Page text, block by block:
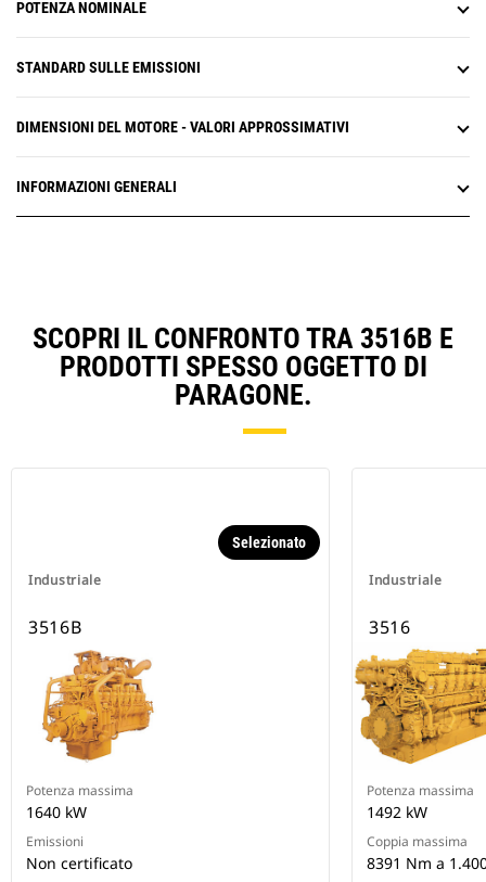
POTENZA NOMINALE
STANDARD SULLE EMISSIONI
DIMENSIONI DEL MOTORE - VALORI APPROSSIMATIVI
INFORMAZIONI GENERALI
SCOPRI IL CONFRONTO TRA 3516B E
PRODOTTI SPESSO OGGETTO DI
PARAGONE.
Industriale
Selezionato
3516B
Potenza massima
1640 kW
Emissioni
Non certificato
Industriale
3516
Potenza massima
1492 kW
Coppia massima
8391 Nm a